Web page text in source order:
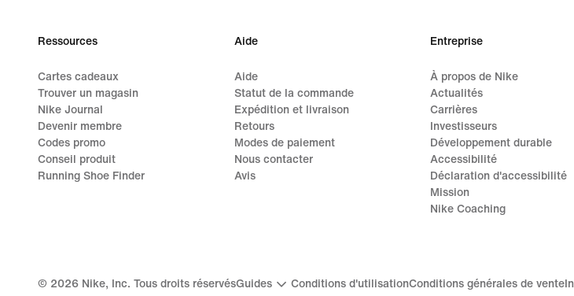
Ressources
Cartes cadeaux
Trouver un magasin
Nike Journal
Devenir membre
Codes promo
Conseil produit
Running Shoe Finder
Aide
Aide
Statut de la commande
Expédition et livraison
Retours
Modes de paiement
Nous contacter
Avis
Entreprise
À propos de Nike
Actualités
Carrières
Investisseurs
Développement durable
Accessibilité
Déclaration d'accessibilité
Mission
Nike Coaching
© 2026 Nike, Inc. Tous droits réservésGuides Conditions d'utilisationConditions générales de vente